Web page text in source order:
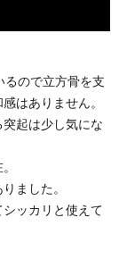
ので立方骨を支
はありません。
起は少し気にな
ました。
ッカリと使えて